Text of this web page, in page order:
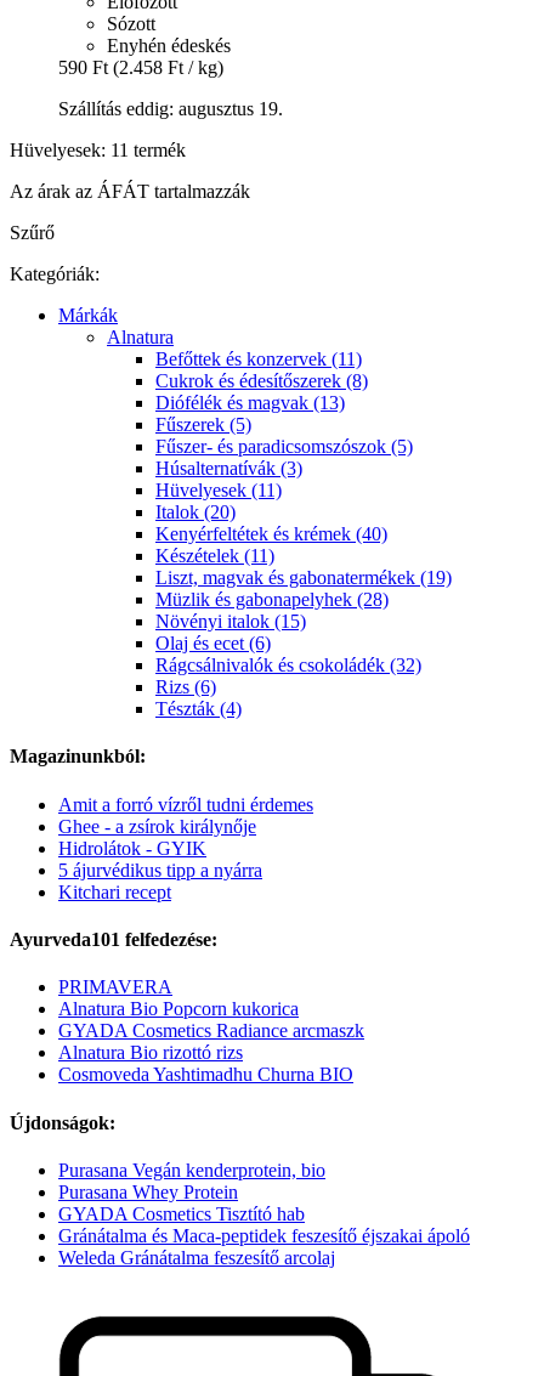
Sózott
Enyhén édeskés
590 Ft (2.458 Ft / kg)
Szállítás eddig: augusztus 19.
Hüvelyesek: 11 termék
Az árak az ÁFÁT tartalmazzák
Szűrő
Kategóriák:
Márkák
Alnatura
Befőttek és konzervek (11)
Cukrok és édesítőszerek (8)
Diófélék és magvak (13)
Fűszerek (5)
Fűszer- és paradicsomszószok (5)
Húsalternatívák (3)
Hüvelyesek (11)
Italok (20)
Kenyérfeltétek és krémek (40)
Készételek (11)
Liszt, magvak és gabonatermékek (19)
Müzlik és gabonapelyhek (28)
Növényi italok (15)
Olaj és ecet (6)
Rágcsálnivalók és csokoládék (32)
Rizs (6)
Tészták (4)
Magazinunkból:
Amit a forró vízről tudni érdemes
Ghee - a zsírok királynője
Hidrolátok - GYIK
5 ájurvédikus tipp a nyárra
Kitchari recept
Ayurveda101 felfedezése:
PRIMAVERA
Alnatura Bio Popcorn kukorica
GYADA Cosmetics Radiance arcmaszk
Alnatura Bio rizottó rizs
Cosmoveda Yashtimadhu Churna BIO
Újdonságok:
Purasana Vegán kenderprotein, bio
Purasana Whey Protein
GYADA Cosmetics Tisztító hab
Gránátalma és Maca-peptidek feszesítő éjszakai ápoló
Weleda Gránátalma feszesítő arcolaj